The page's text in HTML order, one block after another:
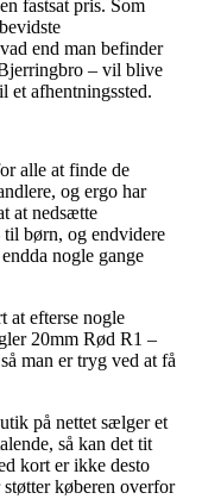
fastsat pris. Som
end man befinder
– vil blive
et afhentningssted.
alle at finde de
og ergo har
at nedsætte
børn, og endvidere
nogle gange
at efterse nogle
20mm Rød R1 –
man er tryg ved at få
på nettet sælger et
så kan det tit
kort er ikke desto
køberen overfor